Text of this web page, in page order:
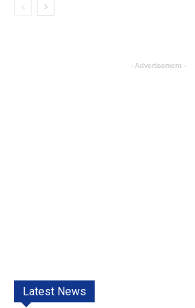
- Advertisement -
Latest News